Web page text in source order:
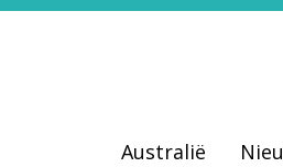
Australië